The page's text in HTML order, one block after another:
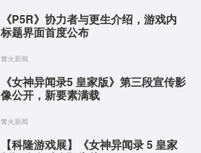
《P5R》协力者与更生介绍，游戏内
标题界面首度公布
篝火新闻
《女神异闻录5 皇家版》第三段宣传影
像公开，新要素满载
篝火新闻
【科隆游戏展】《女神异闻录 5 皇家